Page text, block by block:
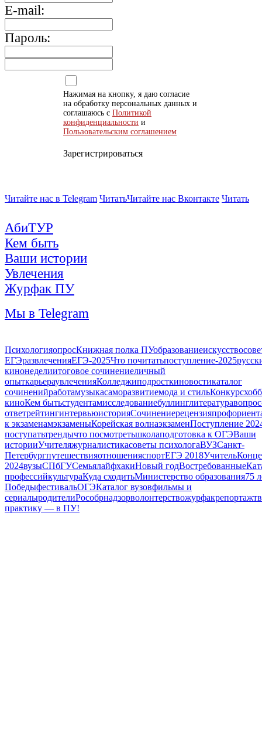
E-mail:
Пароль:
Нажимая на кнопку, я даю согласие
на обработку персональных данных и
соглашаюсь с Политикой
конфиденциальности и
Пользовательским соглашением
Зарегистрироваться
Читайте нас в Telegram ЧитатьЧитайте нас Вконтакте Читать
АбиТУР
Кем быть
Ваши истории
Увлечения
Журфак ПУ
Мы в Telegram
ПсихологияопросКнижная полка ПУобразованиеискусство
ЕГЭразвлеченияЕГЭ-2025Что почитатьпоступление-2025
кинонеделиитоговое сочинениеличный
опыткарьераувлеченияКолледжиподросткиновостикаталог
сочиненийработамузыкасаморазвитиемода и стильКонкурс
киноКем бытьстудентамисследованиебуллинглитература
ответрейтингинтервьюисторияСочинениерецензия
к экзаменамэкзаменыКорейская волнаэкзаменПоступление
поступатьтрендычто посмотретьшколаподготовка к ОГЭВаши
историиУчителяжурналистикасоветы психологаВУЗСанкт-
ПетербургпутешествияотношенияспортЕГЭ 2018Учитель
2024вузыСПбГУСемьялайфхакиНовый годВостребованные
профессийкультураКуда сходитьМинистерство образования75
ПобедыфестивальОГЭКаталог вузовфильмы и
сериалыродителиРособрнадзорволонтерствожурфакрепортаж
практику — в ПУ!